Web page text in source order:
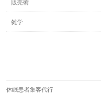
販売術
雑学
休眠患者集客代行